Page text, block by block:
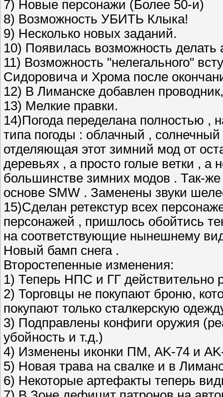
7) Новые персонажи (Более 50-и)
8) Возможность УБИТЬ Клыка!
9) Несколько новых заданий.
10) Появилась возможность делать
11) Возможность "нелегального"
Сидоровича и Хрома после
12) В Лиманске добавлен
13) Мелкие правки.
14)Погода переделана полностью ,
типа погоды : облачный ,
отделяющая этот зимний мод от
деревьях , а просто голые ветки ,
большинстве зимних модов . Так-
основе SMW . Заменены звуки
15)Сделан ретекстур всех
персонажей , пришлось обойтись
на соответствующие нынешнему
Новый бамп снега .
Второстепенные изменения:
1) Теперь НПС и ГГ действительно
2) Торговцы не покупают броню,
покупают только сталкерскую
3) Подправлены конфиги оружия
убойность и т.д.)
4) Изменены иконки ПМ, AK-74 и
5) Новая трава на свалке и в
6) Некоторые артефакты теперь